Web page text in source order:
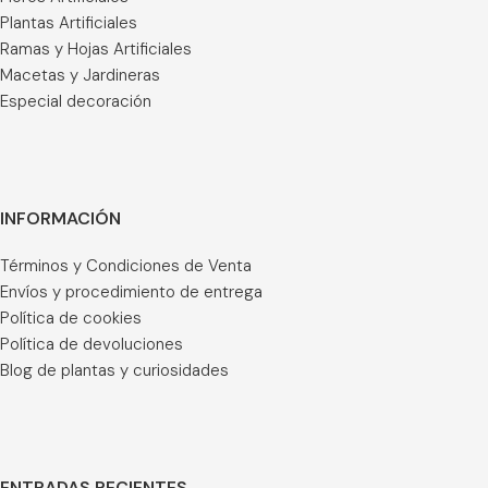
Plantas Artificiales
Ramas y Hojas Artificiales
Macetas y Jardineras
Especial decoración
INFORMACIÓN
Términos y Condiciones de Venta
Envíos y procedimiento de entrega
Política de cookies
Política de devoluciones
Blog de plantas y curiosidades